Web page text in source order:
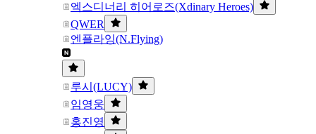
엑스디너리 히어로즈(Xdinary Heroes)
QWER
엔플라잉(N.Flying)
루시(LUCY)
임영웅
홍진영